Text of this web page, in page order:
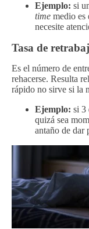
Ejemplo: si
time medio es
necesite
Tasa de
Es el número de
rehacerse. Resulta
rápido no sirve si la
Ejemplo: si 3
quizá sea
antaño de dar